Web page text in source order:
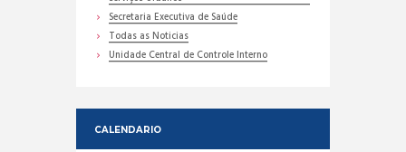
Secretaria Executiva de Saúde
Todas as Noticias
Unidade Central de Controle Interno
CALENDARIO